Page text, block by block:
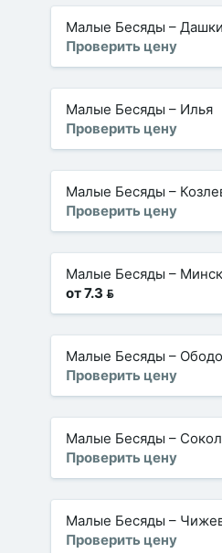
Малые Бесяды – Дашки
Проверить цену
Малые Бесяды – Илья
Проверить цену
Малые Бесяды –
Проверить цену
Малые Бесяды – Минск
от 7.3 
Малые Бесяды –
Проверить цену
Малые Бесяды –
Проверить цену
Малые Бесяды –
Проверить цену